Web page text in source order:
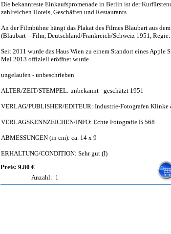
Die bekannteste Einkaufspromenade in Berlin ist der
zahlreichen Hotels, Geschäften und Restaurants.
An der Filmbühne hängt das Plakat des Filmes Blaubart aus
(Blaubart – Film, Deutschland/Frankreich/Schweiz 1951,
Seit 2011 wurde das Haus Wien zu einem Standort eines Apple
Mai 2013 offiziell eröffnet wurde.
ungelaufen - unbeschrieben
ALTER/ZEIT/STEMPEL: unbekannt - geschätzt 1951
VERLAG/PUBLISHER/EDITEUR: Industrie-Fotografen Klinke
VERLAGSKENNZEICHEN/INFO: Echte Fotografie B 568
ABMESSUNGEN (in cm): ca. 14 x 9
ERHALTUNG/CONDITION: Sehr gut (I)
Preis: 9.80 €
Anzahl: 1